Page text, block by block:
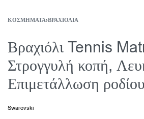
ΚΟΣΜΉΜΑΤΑ›ΒΡΑΧΙΌΛΙΑ
Βραχιόλι Tennis
Στρογγυλή κοπή,
Επιμετάλλωση ροδίου
Swarovski